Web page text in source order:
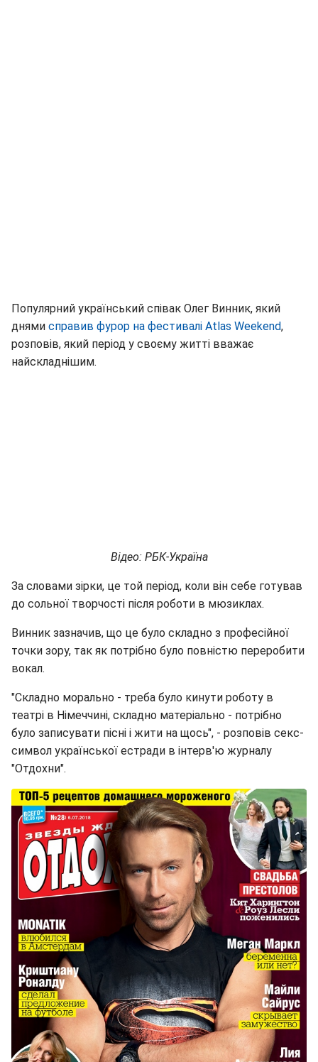
Популярний український співак Олег Винник, який
днями справив фурор на фестивалі Atlas Weekend,
розповів, який період у своєму житті вважає
найскладнішим.
Відео: РБК-Україна
За словами зірки, це той період, коли він себе готував
до сольної творчості після роботи в мюзиклах.
Винник зазначив, що це було складно з професійної
точки зору, так як потрібно було повністю переробити
вокал.
"Складно морально - треба було кинути роботу в
театрі в Німеччині, складно матеріально - потрібно
було записувати пісні і жити на щось", - розповів секс-
символ української естради в інтерв'ю журналу
"Отдохни".